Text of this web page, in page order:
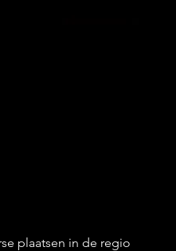
plaatsen in de regio